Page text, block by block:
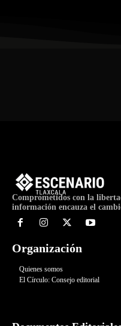
Comprometidos con la
información encauza el
Organización
Quienes somos
El Círculo: Consejo editorial